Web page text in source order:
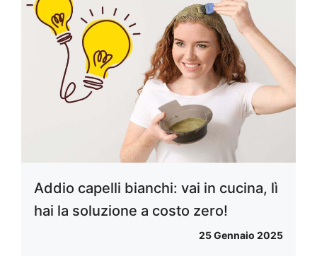
Addio capelli bianchi: vai in cucina, lì
hai la soluzione a costo zero!
25 Gennaio 2025